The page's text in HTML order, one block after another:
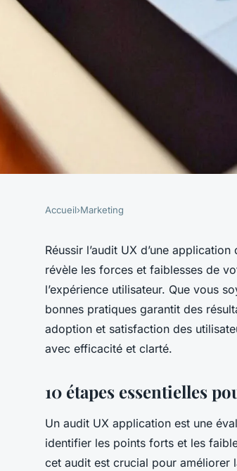
pour réussir
Accueil›Marketing
Réussir l’audit UX d’une
révèle les forces et faiblesses de
l’expérience utilisateur. Que vous
bonnes pratiques garantit des
adoption et satisfaction des
avec efficacité et clarté.
10 étapes essentielles
Un audit UX application est une
identifier les points forts et les
cet audit est crucial pour améliorer